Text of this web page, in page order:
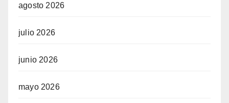
agosto 2026
julio 2026
junio 2026
mayo 2026